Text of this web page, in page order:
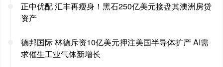
正中优配 汇丰再瘦身！黑石250亿美元接盘其澳洲房贷
资产
德邦国际 林德斥资10亿美元押注美国半导体扩产 AI需
求催生工业气体新增长